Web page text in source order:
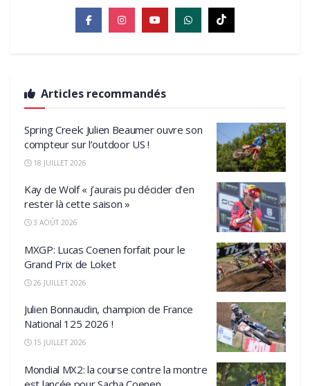
Articles recommandés
Spring Creek: Julien Beaumer ouvre son
compteur sur l’outdoor US !
18 JUILLET 2026
Kay de Wolf « j’aurais pu décider d’en
rester là cette saison »
3 AOÛT 2026
MXGP: Lucas Coenen forfait pour le
Grand Prix de Loket
26 JUILLET 2026
Julien Bonnaudin, champion de France
National 125 2026 !
15 JUILLET 2026
Mondial MX2: la course contre la montre